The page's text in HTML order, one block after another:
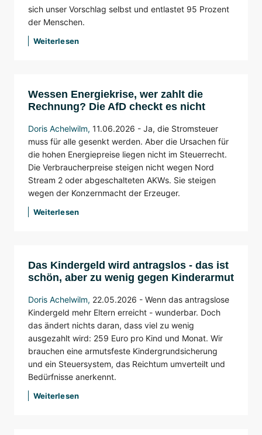
sich unser Vorschlag selbst und entlastet 95 Prozent
der Menschen.
Weiterlesen
Wessen Energiekrise, wer zahlt die
Rechnung? Die AfD checkt es nicht
Doris Achelwilm, 11.06.2026 - Ja, die Stromsteuer
muss für alle gesenkt werden. Aber die Ursachen für
die hohen Energiepreise liegen nicht im Steuerrecht.
Die Verbraucherpreise steigen nicht wegen Nord
Stream 2 oder abgeschalteten AKWs. Sie steigen
wegen der Konzernmacht der Erzeuger.
Weiterlesen
Das Kindergeld wird antragslos - das ist
schön, aber zu wenig gegen Kinderarmut
Doris Achelwilm, 22.05.2026 - Wenn das antragslose
Kindergeld mehr Eltern erreicht - wunderbar. Doch
das ändert nichts daran, dass viel zu wenig
ausgezahlt wird: 259 Euro pro Kind und Monat. Wir
brauchen eine armutsfeste Kindergrundsicherung
und ein Steuersystem, das Reichtum umverteilt und
Bedürfnisse anerkennt.
Weiterlesen